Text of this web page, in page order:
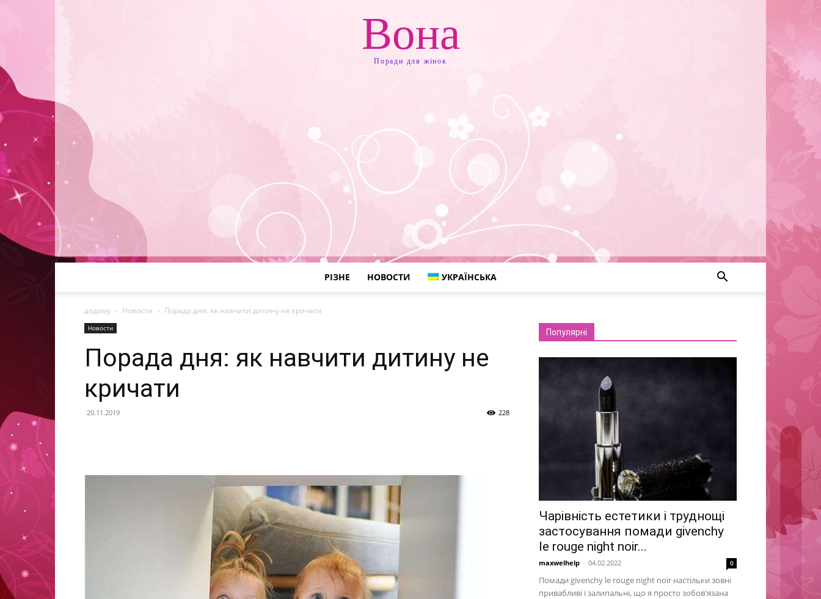
Вона
Поради для жінок
РІЗНЕ НОВОСТИ УКРАЇНСЬКА
додому Новости Порада дня: як навчити дитину не кричати
Новости
Порада дня: як навчити дитину не
кричати
20.11.2019 228
Популярні
Чарівність естетики і труднощі
застосування помади givenchy
le rouge night noir...
maxwelhelp - 04.02.2022 0
Помади givenchy le rouge night noir настільки зовні
привабливі і залипальні, що я просто зобов'язана